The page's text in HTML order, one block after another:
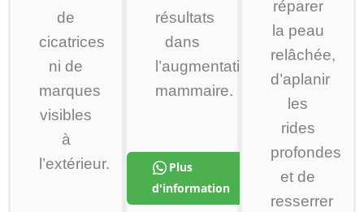
de
cicatrices
ni de
marques
visibles
à
l’extérieur.
résultats
dans
l’augmentation
mammaire.
Plus
d'information
réparer
la peau
relâchée,
d’aplanir
les
rides
profondes
et de
resserrer